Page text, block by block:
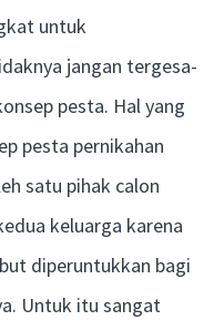
untuk
jangan tergesa-
pesta. Hal yang
pesta pernikahan
satu pihak calon
keluarga karena
diperuntukkan bagi
Untuk itu sangat